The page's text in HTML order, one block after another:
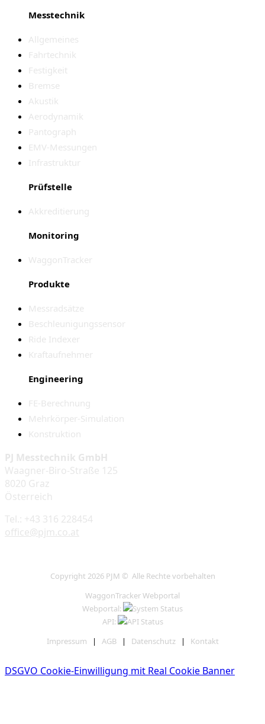
Messtechnik
Allgemeines
Fahrtechnik
Festigkeit
Bremse
Akustik
Aerodynamik
Pantograph
EMV-Messungen
Infrastruktur
Prüfstelle
Akkreditierung
Monitoring
WaggonTracker
Produkte
Messradsätze
Beschleunigungssensor
Ride Indexer
Kraftaufnehmer
Engineering
FE-Berechnung
Mehrkörper-Simulation
Konstruktion
PJ Messtechnik GmbH
Waagner-Biro-Straße 125
8020 Graz
Österreich
Tel.: +43 316 228454
office@pjm.co.at
Copyright 2026 PJM © Alle Rechte vorbehalten
WaggonTracker Webportal
Webportal:
API:
Impressum | AGB| Datenschutz| Kontakt
DSGVO Cookie-Einwilligung mit Real Cookie Banner